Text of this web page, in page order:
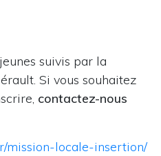
suivis par la
Si vous souhaitez
contactez-nous
mission-locale-insertion/